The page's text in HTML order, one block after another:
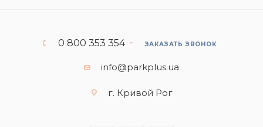
0 800 353 354 ЗАКАЗАТЬ ЗВОНОК
info@parkplus.ua
г. Кривой Рог